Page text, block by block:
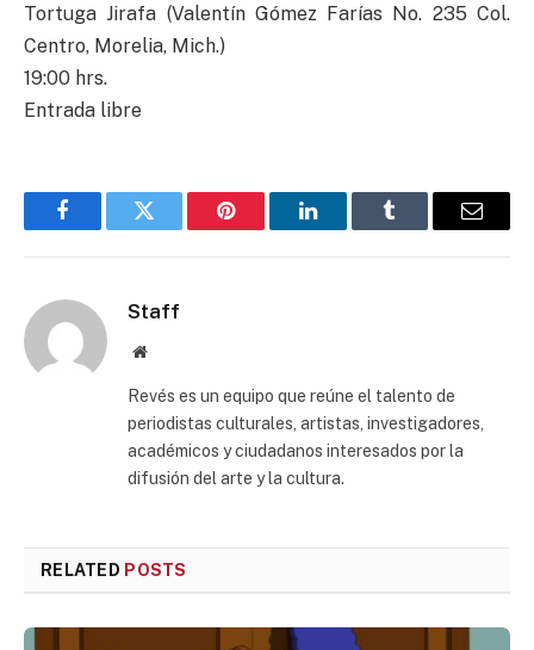
Tortuga Jirafa (Valentín Gómez Farías No. 235 Col.
Centro, Morelia, Mich.)
19:00 hrs.
Entrada libre
FacebookTwitter Pinterest LinkedInTumblr Email
Staff
Website
Revés es un equipo que reúne el talento de
periodistas culturales, artistas, investigadores,
académicos y ciudadanos interesados por la
difusión del arte y la cultura.
RELATED POSTS